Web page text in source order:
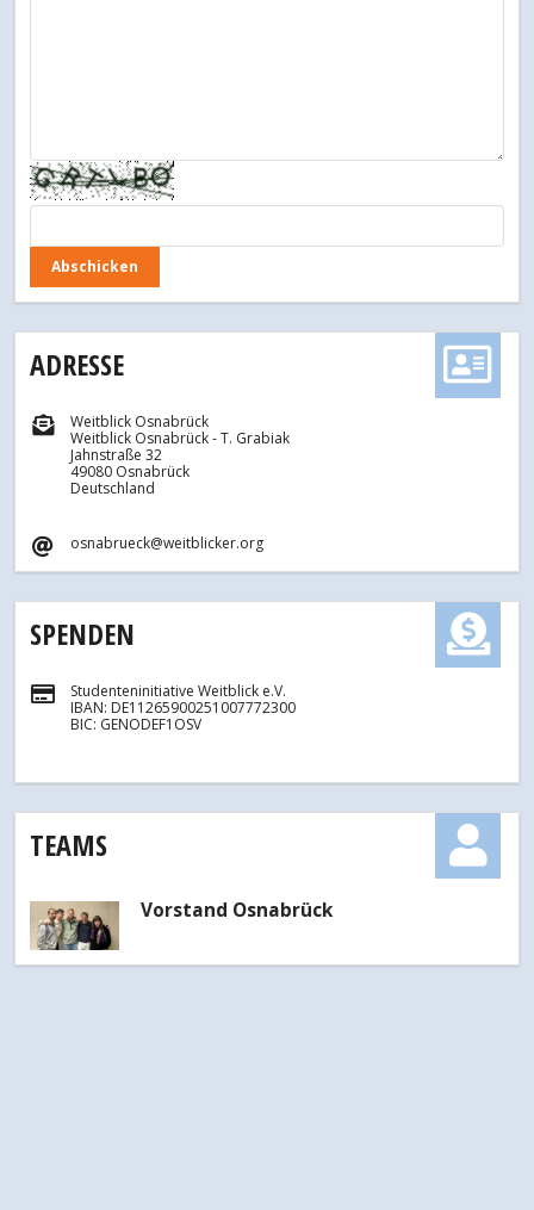
ADRESSE
Weitblick Osnabrück
Weitblick Osnabrück - T. Grabiak
Jahnstraße 32
49080 Osnabrück
Deutschland
osnabrueck@weitblicker.org
SPENDEN
Studenteninitiative Weitblick e.V.
IBAN: DE11265900251007772300
BIC: GENODEF1OSV
TEAMS
Vorstand Osnabrück